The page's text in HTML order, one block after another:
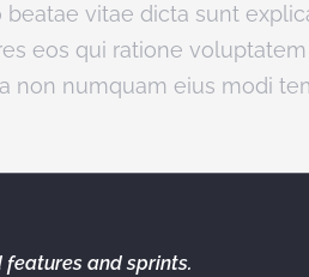
vitae dicta sunt
eos qui ratione
non numquam eius modi
and sprints.